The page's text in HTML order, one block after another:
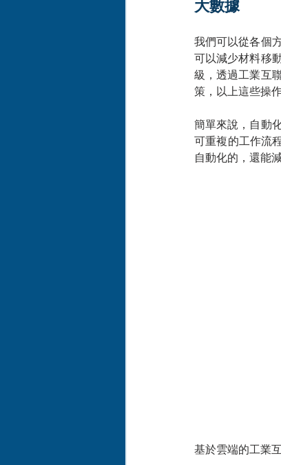
大數據
我們可以從各個
可以減少材料移
級，透過工業互
策，以上這些操
簡單來說，自動
可重複的工作流
自動化的，還能
基於雲端的工業